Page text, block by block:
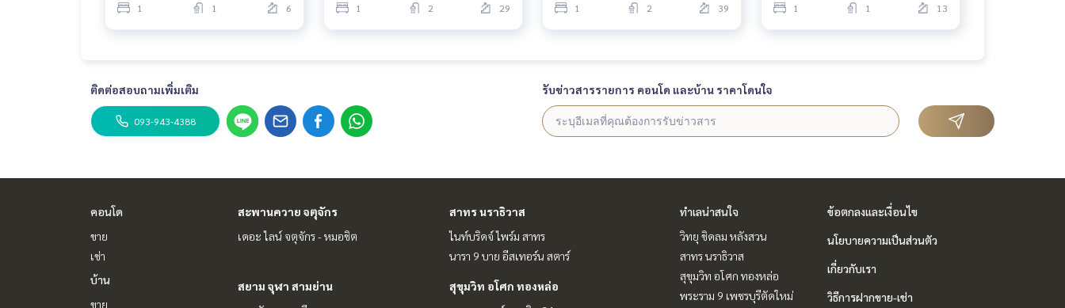
1
1 6
1
2 29
1
2 39
1
1 13
ติดต่อสอบถามเพิ่มเติม
093-943-4388
รับข่าวสารรายการ คอนโด และบ้าน ราคาโดนใจ
คอนโด
ขาย
เช่า
บ้าน
ขาย
สะพานควาย จตุจักร
เดอะ ไลน์ จตุจักร - หมอชิต
สาทร นราธิวาส
ไนท์บริดจ์ ไพร์ม สาทร
นารา 9 บาย อีสเทอร์น สตาร์
สยาม จุฬา สามย่าน
สุขุมวิท อโศก ทองหล่อ
ทำเลน่าสนใจ
วิทยุ ชิดลม หลังสวน
สาทร นราธิวาส
สุขุมวิท อโศก ทองหล่อ
พระราม 9 เพชรบุรีตัดใหม่
ข้อตกลงและเงื่อนไข
นโยบายความเป็นส่วนตัว
เกี่ยวกับเรา
วิธีการฝากขาย-เช่า